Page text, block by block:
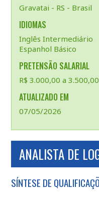
Gravatai - RS - Brasil
IDIOMAS
Inglês Intermediário
Espanhol Básico
PRETENSÃO SALARIAL
R$ 3.000,00 a 3.500,00
ATUALIZADO EM
07/05/2026
ANALISTA DE
SÍNTESE DE